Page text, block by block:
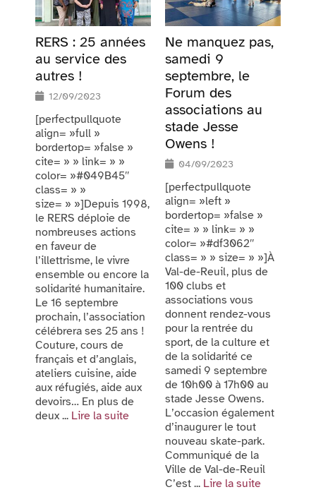
RERS : 25 années
au service des
autres !
12/09/2023
[perfectpullquote
align= »full »
bordertop= »false »
cite= » » link= » »
color= »#049B45″
class= » »
size= » »]Depuis 1998,
le RERS déploie de
nombreuses actions
en faveur de
l’illettrisme, le vivre
ensemble ou encore la
solidarité humanitaire.
Le 16 septembre
prochain, l’association
célébrera ses 25 ans !
Couture, cours de
français et d’anglais,
ateliers cuisine, aide
aux réfugiés, aide aux
devoirs… En plus de
deux ... Lire la suite
Ne manquez pas,
samedi 9
septembre, le
Forum des
associations au
stade Jesse
Owens !
04/09/2023
[perfectpullquote
align= »left »
bordertop= »false »
cite= » » link= » »
color= »#df3062″
class= » » size= » »]À
Val-de-Reuil, plus de
100 clubs et
associations vous
donnent rendez-vous
pour la rentrée du
sport, de la culture et
de la solidarité ce
samedi 9 septembre
de 10h00 à 17h00 au
stade Jesse Owens.
L’occasion également
d’inaugurer le tout
nouveau skate-park.
Communiqué de la
Ville de Val-de-Reuil
C’est ... Lire la suite